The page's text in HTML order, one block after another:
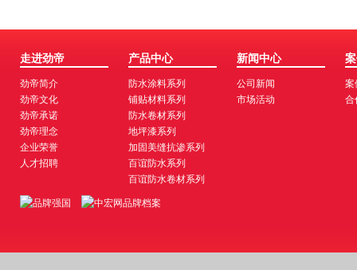
走进劲帝
劲帝简介
劲帝文化
劲帝承诺
劲帝理念
企业荣誉
人才招聘
产品中心
防水涂料系列
铺贴材料系列
防水卷材系列
地坪漆系列
加固美缝抗渗系列
百谊防水系列
百谊防水卷材系列
新闻中心
公司新闻
市场活动
案
合